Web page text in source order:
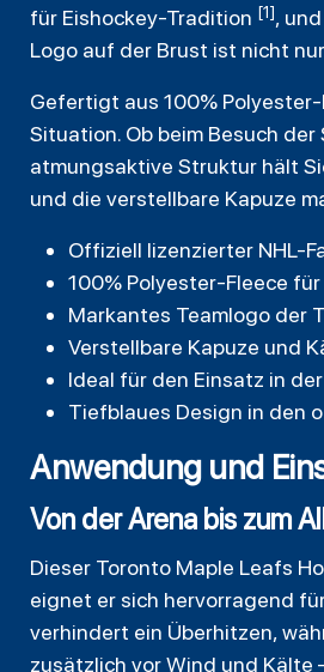
für Eishockey-Tradition [1],
Logo auf der Brust ist nicht
Gefertigt aus 100%
Situation. Ob beim Besuch
atmungsaktive Struktur hält
und die verstellbare Kapuze
Offiziell lizenzierter NHL-
100% Polyester-Fleece
Markantes Teamlogo der
Verstellbare Kapuze und
Ideal für den Einsatz in
Tiefblaues Design in den
Anwendung und
Von der Arena bis zum
Dieser Toronto Maple Leafs
eignet er sich hervorragend
verhindert ein Überhitzen,
zusätzlich vor Wind und Kälte